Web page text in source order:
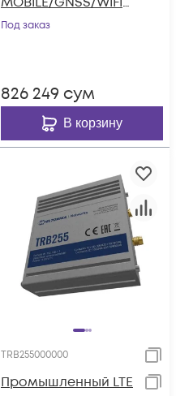
IP67
Под заказ
826 249 сум
В корзину
TRB255000000
Промышленный LTE